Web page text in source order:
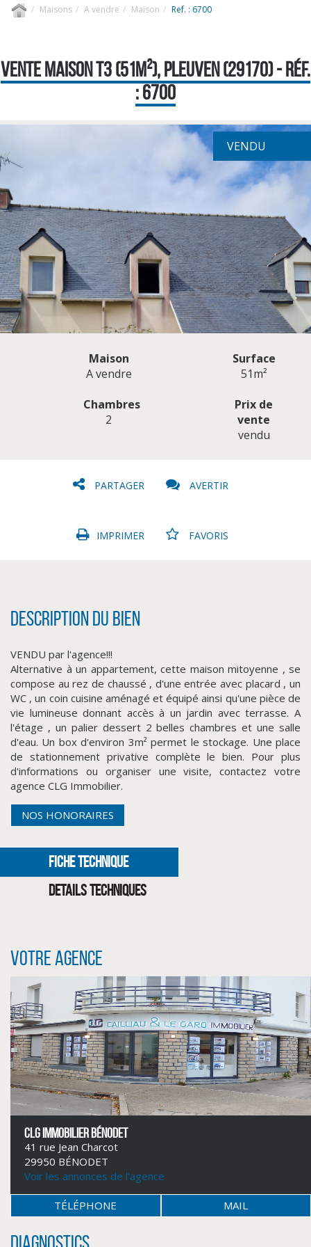
Maisons A vendre Maison Ref. : 6700
VENTE MAISON T3 (51M²), PLEUVEN (29170) - RÉF.
: 6700
CLIQUER ICI POUR AGRANDIR
CLIQUER ICI POUR AGRANDIR
VENDU
Maison
A vendre
Surface
51m²
Chambres
2
Prix de
vente
vendu
PARTAGER AVERTIR
IMPRIMER FAVORIS
Description du bien
VENDU par l'agence!!!
Alternative à un appartement, cette maison mitoyenne , se
compose au rez de chaussé , d'une entrée avec placard , un
WC , un coin cuisine aménagé et équipé ainsi qu'une pièce de
vie lumineuse donnant accès à un jardin avec terrasse. A
l'étage , un palier dessert 2 belles chambres et une salle
d'eau. Un box d'environ 3m² permet le stockage. Une place
de stationnement privative complète le bien. Pour plus
d'informations ou organiser une visite, contactez votre
agence CLG Immobilier.
NOS HONORAIRES
FICHE TECHNIQUE
DETAILS TECHNIQUES
Votre agence
CLG IMMOBILIER BÉNODET
41 rue Jean Charcot
29950 BÉNODET
Voir les annonces de l'agence
TÉLÉPHONE MAIL